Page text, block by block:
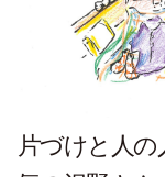
片づけと人